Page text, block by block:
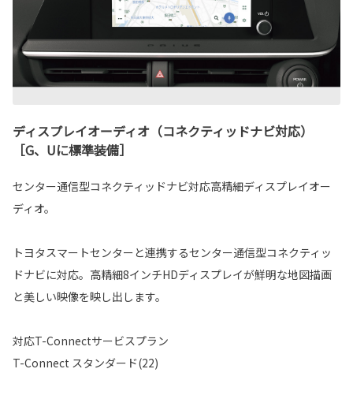
ディスプレイオーディオ（コネクティッドナビ対応）
［G、Uに標準装備］
センター通信型コネクティッドナビ対応高精細ディスプレイオー
ディオ。
トヨタスマートセンターと連携するセンター通信型コネクティッ
ドナビに対応。高精細8インチHDディスプレイが鮮明な地図描画
と美しい映像を映し出します。
対応T-Connectサービスプラン
T-Connect スタンダード(22)